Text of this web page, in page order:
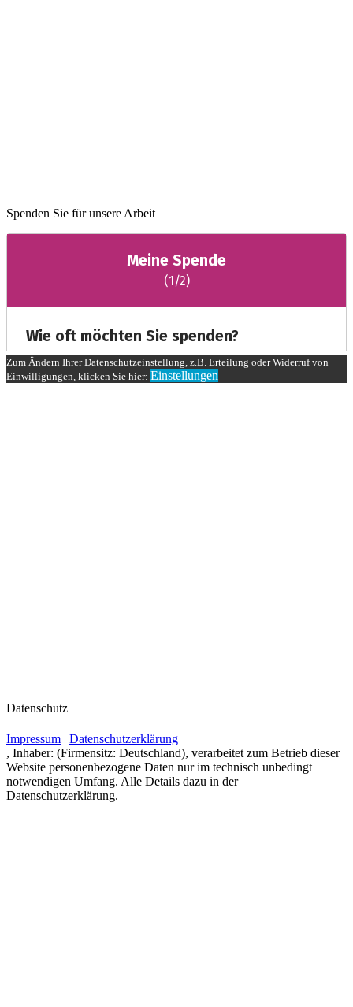
Spenden Sie für unsere Arbeit
Zum Ändern Ihrer Datenschutzeinstellung, z.B. Erteilung oder Widerruf von
Einwilligungen, klicken Sie hier: Einstellungen
Datenschutz
Impressum | Datenschutzerklärung
, Inhaber: (Firmensitz: Deutschland), verarbeitet zum Betrieb dieser
Website personenbezogene Daten nur im technisch unbedingt
notwendigen Umfang. Alle Details dazu in der
Datenschutzerklärung.